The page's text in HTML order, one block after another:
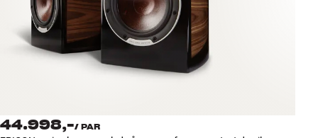
Tilbehør
INSPIRATION
NYHEDER
44.998,-/ PAR